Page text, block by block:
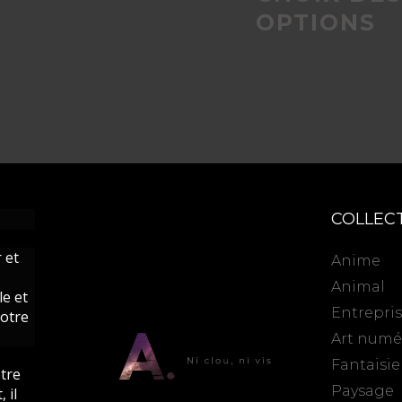
OPTIONS
et
et
il
Anime
Animal
Art
Fantaisie
Paysage